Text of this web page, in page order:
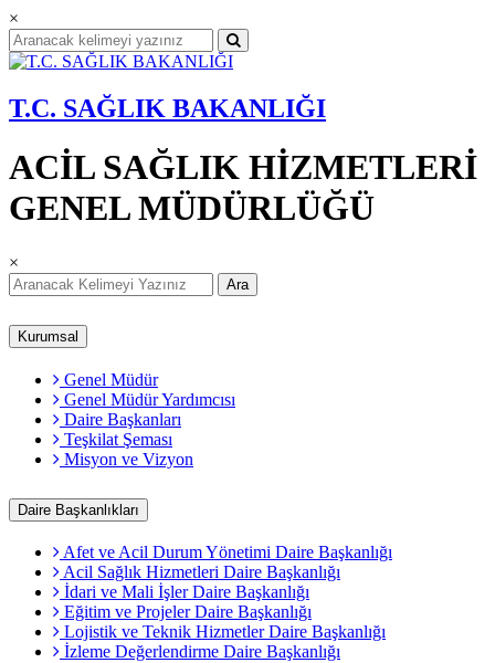
×
T.C. SAĞLIK BAKANLIĞI
ACİL SAĞLIK HİZMETLERİ
GENEL MÜDÜRLÜĞÜ
×
Ara
Kurumsal
Genel Müdür
Genel Müdür Yardımcısı
Daire Başkanları
Teşkilat Şeması
Misyon ve Vizyon
Daire Başkanlıkları
Afet ve Acil Durum Yönetimi Daire Başkanlığı
Acil Sağlık Hizmetleri Daire Başkanlığı
İdari ve Mali İşler Daire Başkanlığı
Eğitim ve Projeler Daire Başkanlığı
Lojistik ve Teknik Hizmetler Daire Başkanlığı
İzleme Değerlendirme Daire Başkanlığı